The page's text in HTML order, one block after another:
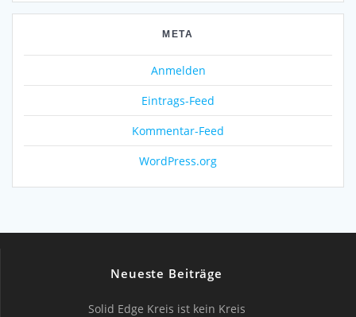
META
Anmelden
Eintrags-Feed
Kommentar-Feed
WordPress.org
Neueste Beiträge
Solid Edge Kreis ist kein Kreis